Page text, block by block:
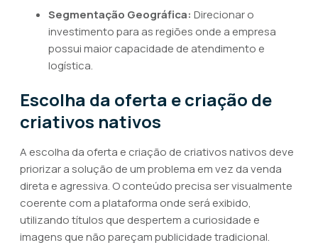
Segmentação Geográfica: Direcionar o
investimento para as regiões onde a empresa
possui maior capacidade de atendimento e
logística.
Escolha da oferta e criação de
criativos nativos
A escolha da oferta e criação de criativos nativos deve
priorizar a solução de um problema em vez da venda
direta e agressiva. O conteúdo precisa ser visualmente
coerente com a plataforma onde será exibido,
utilizando títulos que despertem a curiosidade e
imagens que não pareçam publicidade tradicional.